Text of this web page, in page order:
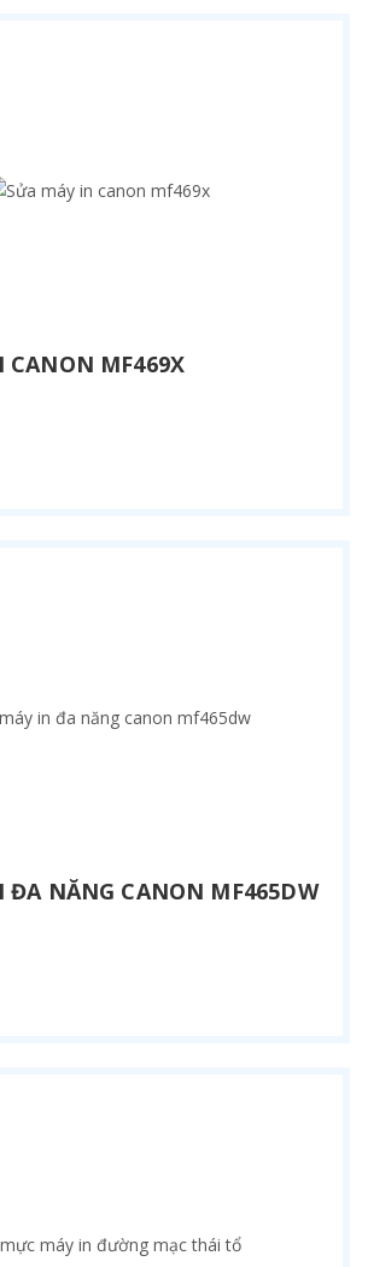
CANON MF469X
ĐA NĂNG CANON MF465DW